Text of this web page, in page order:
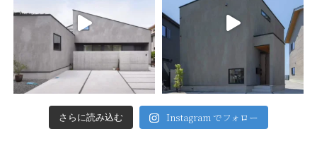
さらに読み込む Instagram でフォロー